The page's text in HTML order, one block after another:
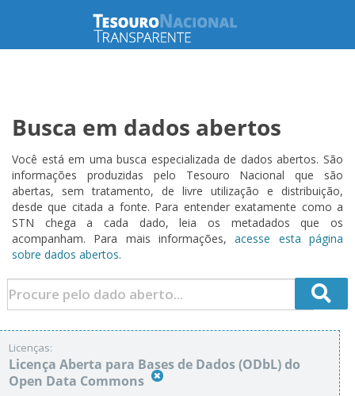
Busca em dados abertos
Você está em uma busca especializada de dados abertos. São
informações produzidas pelo Tesouro Nacional que são
abertas, sem tratamento, de livre utilização e distribuição,
desde que citada a fonte. Para entender exatamente como a
STN chega a cada dado, leia os metadados que os
acompanham. Para mais informações,acesse esta página
sobre dados abertos.
Licenças:
Licença Aberta para Bases de Dados (ODbL) do
Open Data Commons